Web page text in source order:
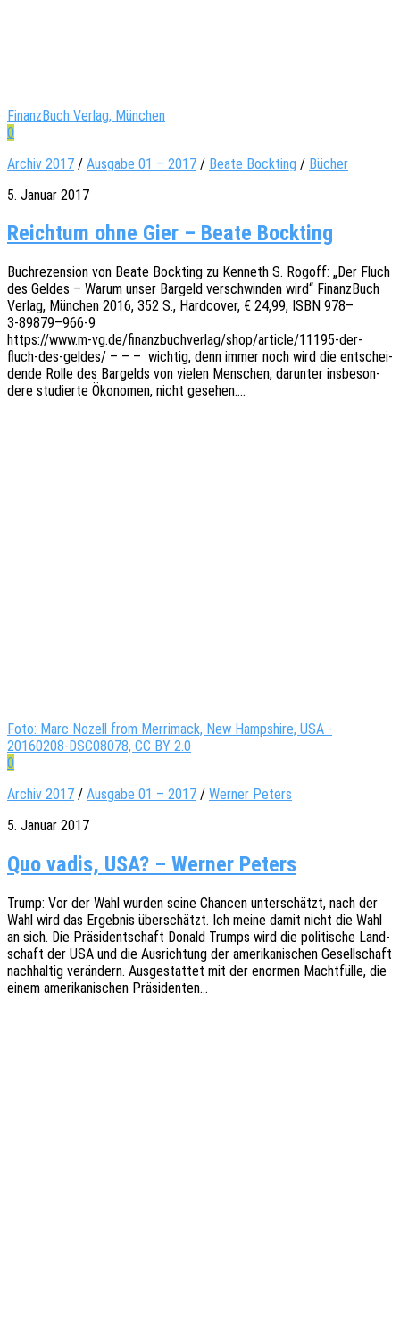
FinanzBuch Verlag, München
0
Archiv 2017 / Ausgabe 01 – 2017 / Beate Bockting / Bücher
5. Januar 2017
Reichtum ohne Gier – Beate Bockting
Buch­re­zen­si­on von Beate Bock­ting zu Kenneth S. Rogoff: „Der Fluch
des Geldes – Warum unser Bargeld verschwin­den wird“ Finanz­Buch
Verlag, München 2016, 352 S., Hard­co­ver, € 24,99, ISBN 978–
3‑89879–966‑9
https://www.m‑vg.de/finanzbuchverlag/shop/article/11195-der-
fluch-des-geldes/ – – – wich­tig, denn immer noch wird die entschei­
den­de Rolle des Bargelds von vielen Menschen, darun­ter insbe­son­
de­re studier­te Ökono­men, nicht gesehen.…
Foto: Marc Nozell from Merrimack, New Hampshire, USA -
20160208-DSC08078, CC BY 2.0
0
Archiv 2017 / Ausgabe 01 – 2017 / Werner Peters
5. Januar 2017
Quo vadis, USA? – Werner Peters
Trump: Vor der Wahl wurden seine Chan­cen unter­schätzt, nach der
Wahl wird das Ergeb­nis über­schätzt. Ich meine damit nicht die Wahl
an sich. Die Präsi­dent­schaft Donald Trumps wird die poli­ti­sche Land­
schaft der USA und die Ausrich­tung der ameri­ka­ni­schen Gesell­schaft
nach­hal­tig verän­dern. Ausge­stat­tet mit der enor­men Macht­fül­le, die
einem ameri­ka­ni­schen Präsidenten…